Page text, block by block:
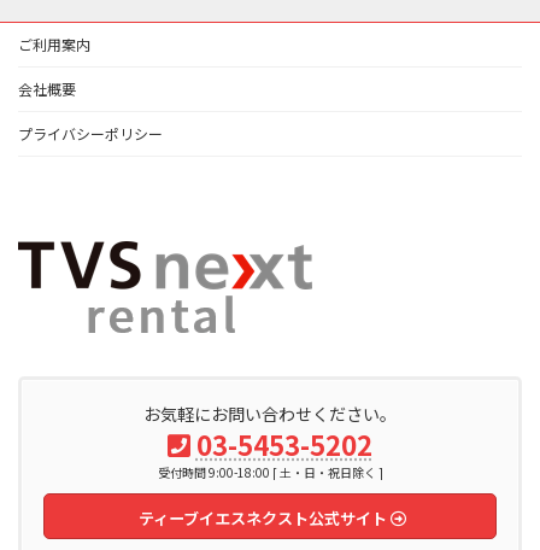
ご利用案内
会社概要
プライバシーポリシー
お気軽にお問い合わせください。
03-5453-5202
受付時間 9:00-18:00 [ 土・日・祝日除く ]
ティーブイエスネクスト公式サイト